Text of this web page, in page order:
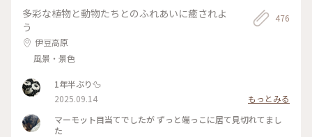
多彩な植物と動物たちとのふれあいに癒されよ
う
伊豆高原
風景・景色
476
1年半ぶり🦆
2025.09.14
もっとみる
マーモット目当てでしたが ずっと端っこに居て見切れてまし
た